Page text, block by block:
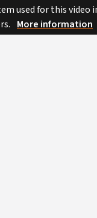
used for this
More information